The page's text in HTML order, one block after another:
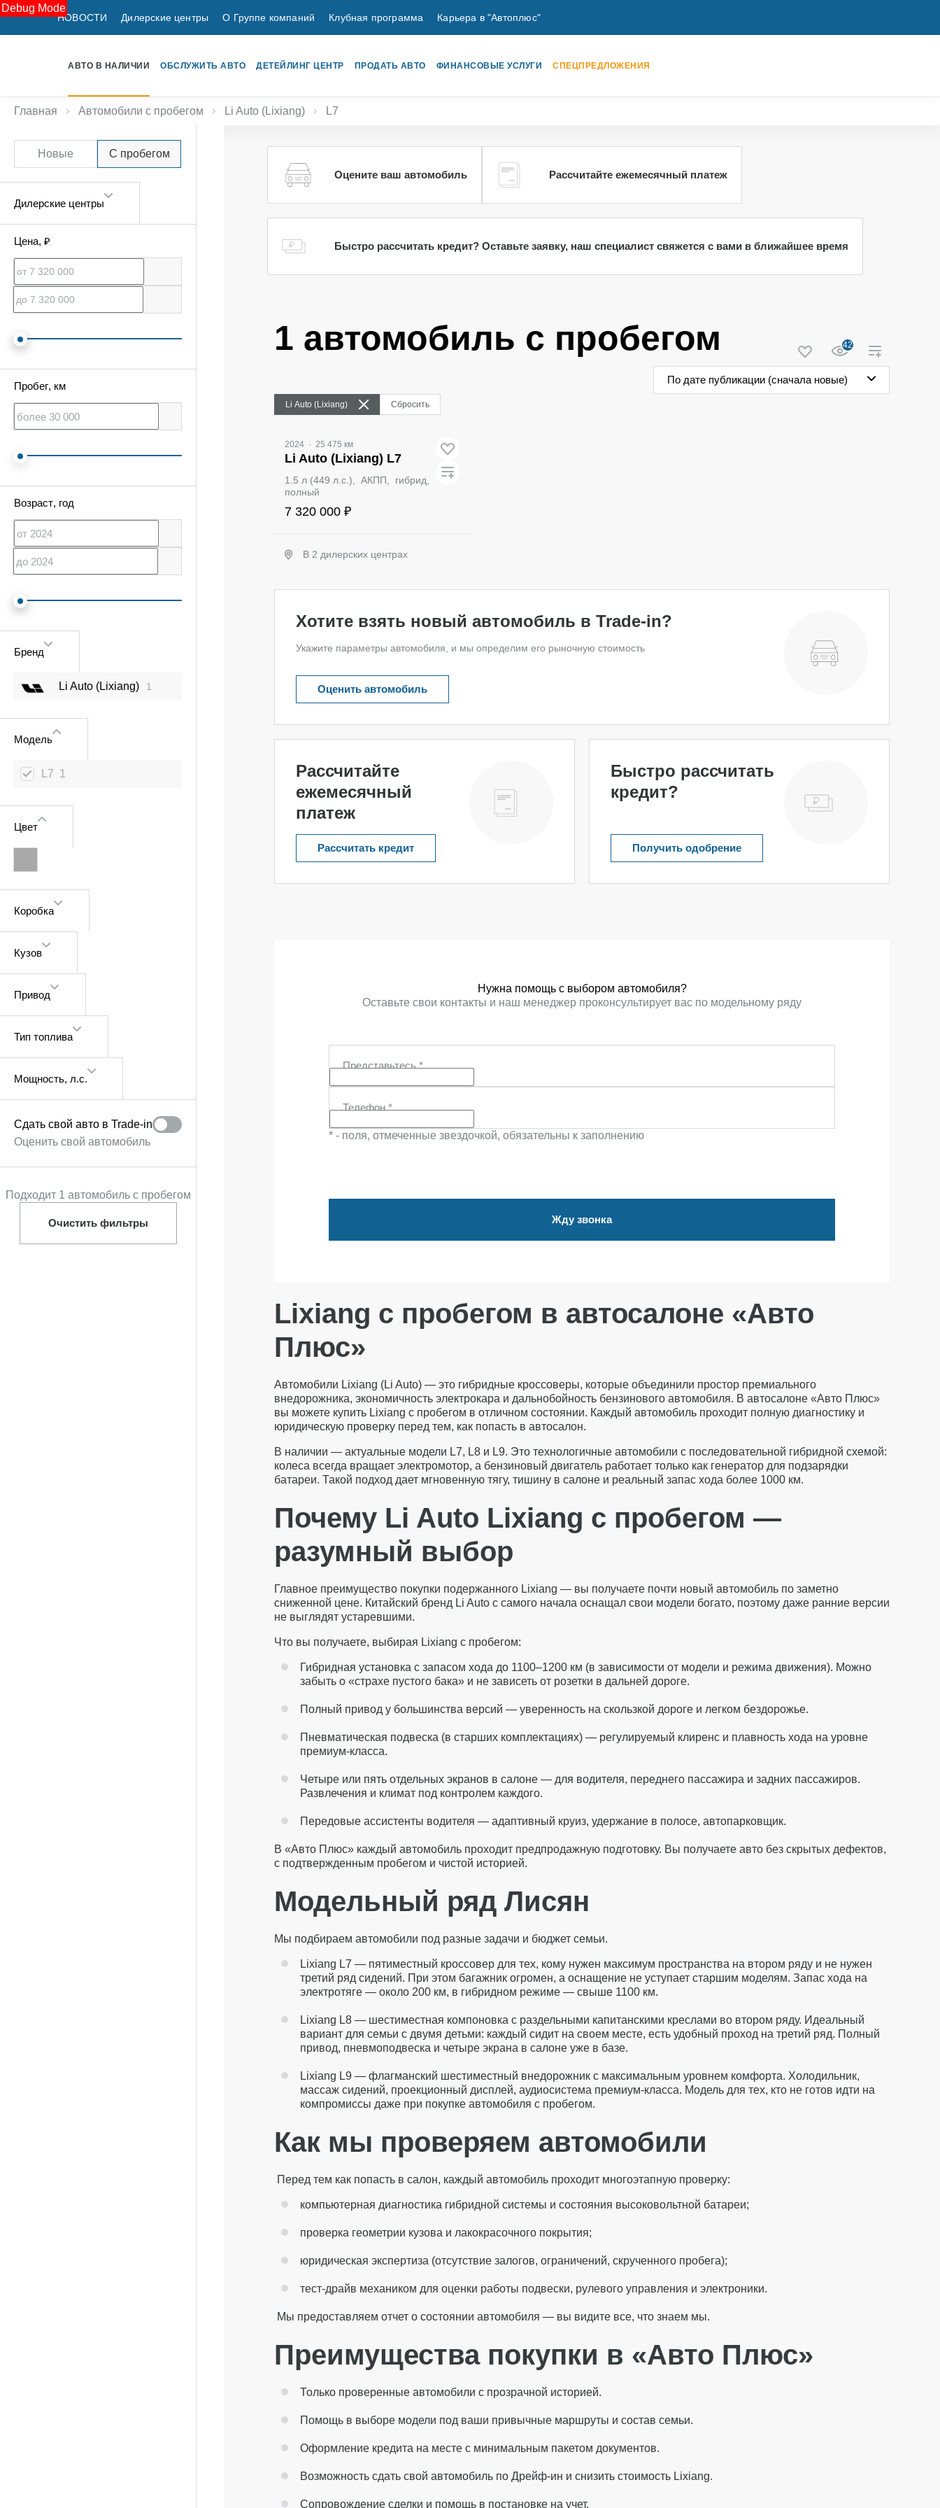
Debug Mode
НОВОСТИ Дилерские центры О Группе компаний Клубная программа Карьера в "Автоплюс"
АВТО В НАЛИЧИИ ОБСЛУЖИТЬ АВТО ДЕТЕЙЛИНГ ЦЕНТР ПРОДАТЬ АВТО ФИНАНСОВЫЕ УСЛУГИ СПЕЦПРЕДЛОЖЕНИЯ
Главная Автомобили с пробегом Li Auto (Lixiang) L7
Новые С пробегом
Дилерские центры
Цена, ₽
Пробег, км
Возраст, год
Бренд
Li Auto (Lixiang) 1
Модель
L7 1
Цвет
Коробка
Кузов
Привод
Тип топлива
Мощность, л.с.
Сдать свой авто в Trade‑in
Оценить свой автомобиль
Подходит 1 автомобиль с пробегом
Очистить фильтры
Оцените ваш автомобиль Рассчитайте ежемесячный платеж
Быстро рассчитать кредит? Оставьте заявку, наш специалист свяжется с вами в ближайшее время
1 автомобиль с пробегом 42
Li Auto (Lixiang) Сбросить
По дате публикации (сначала новые)
2024 · 25 475 км
Li Auto (Lixiang) L7
1.5 л (449 л.с.), АКПП, гибрид,
полный
7 320 000 ₽
В 2 дилерских центрах
Хотите взять новый автомобиль в Trade-in?
Укажите параметры автомобиля, и мы определим его рыночную стоимость
Оценить автомобиль
Рассчитайте
ежемесячный
платеж
Рассчитать кредит
Быстро рассчитать
кредит?
Получить одобрение
Нужна помощь с выбором автомобиля?
Оставьте свои контакты и наш менеджер проконсультирует вас по модельному ряду
Представьтесь*
Телефон*
* - поля, отмеченные звездочкой, обязательны к заполнению
Жду звонка
Lixiang с пробегом в автосалоне «Авто
Плюс»
Автомобили Lixiang (Li Auto) — это гибридные кроссоверы, которые объединили простор премиального
внедорожника, экономичность электрокара и дальнобойность бензинового автомобиля. В автосалоне «Авто Плюс»
вы можете купить Lixiang с пробегом в отличном состоянии. Каждый автомобиль проходит полную диагностику и
юридическую проверку перед тем, как попасть в автосалон.
В наличии — актуальные модели L7, L8 и L9. Это технологичные автомобили с последовательной гибридной схемой:
колеса всегда вращает электромотор, а бензиновый двигатель работает только как генератор для подзарядки
батареи. Такой подход дает мгновенную тягу, тишину в салоне и реальный запас хода более 1000 км.
Почему Li Auto Lixiang с пробегом —
разумный выбор
Главное преимущество покупки подержанного Lixiang — вы получаете почти новый автомобиль по заметно
сниженной цене. Китайский бренд Li Auto с самого начала оснащал свои модели богато, поэтому даже ранние версии
не выглядят устаревшими.
Что вы получаете, выбирая Lixiang с пробегом:
Гибридная установка с запасом хода до 1100–1200 км (в зависимости от модели и режима движения). Можно
забыть о «страхе пустого бака» и не зависеть от розетки в дальней дороге.
Полный привод у большинства версий — уверенность на скользкой дороге и легком бездорожье.
Пневматическая подвеска (в старших комплектациях) — регулируемый клиренс и плавность хода на уровне
премиум-класса.
Четыре или пять отдельных экранов в салоне — для водителя, переднего пассажира и задних пассажиров.
Развлечения и климат под контролем каждого.
Передовые ассистенты водителя — адаптивный круиз, удержание в полосе, автопарковщик.
В «Авто Плюс» каждый автомобиль проходит предпродажную подготовку. Вы получаете авто без скрытых дефектов,
с подтвержденным пробегом и чистой историей.
Модельный ряд Лисян
Мы подбираем автомобили под разные задачи и бюджет семьи.
Lixiang L7 — пятиместный кроссовер для тех, кому нужен максимум пространства на втором ряду и не нужен
третий ряд сидений. При этом багажник огромен, а оснащение не уступает старшим моделям. Запас хода на
электротяге — около 200 км, в гибридном режиме — свыше 1100 км.
Lixiang L8 — шестиместная компоновка с раздельными капитанскими креслами во втором ряду. Идеальный
вариант для семьи с двумя детьми: каждый сидит на своем месте, есть удобный проход на третий ряд. Полный
привод, пневмоподвеска и четыре экрана в салоне уже в базе.
Lixiang L9 — флагманский шестиместный внедорожник с максимальным уровнем комфорта. Холодильник,
массаж сидений, проекционный дисплей, аудиосистема премиум-класса. Модель для тех, кто не готов идти на
компромиссы даже при покупке автомобиля с пробегом.
Как мы проверяем автомобили
Перед тем как попасть в салон, каждый автомобиль проходит многоэтапную проверку:
компьютерная диагностика гибридной системы и состояния высоковольтной батареи;
проверка геометрии кузова и лакокрасочного покрытия;
юридическая экспертиза (отсутствие залогов, ограничений, скрученного пробега);
тест-драйв механиком для оценки работы подвески, рулевого управления и электроники.
Мы предоставляем отчет о состоянии автомобиля — вы видите все, что знаем мы.
Преимущества покупки в «Авто Плюс»
Только проверенные автомобили с прозрачной историей.
Помощь в выборе модели под ваши привычные маршруты и состав семьи.
Оформление кредита на месте с минимальным пакетом документов.
Возможность сдать свой автомобиль по Дрейф-ин и снизить стоимость Lixiang.
Сопровождение сделки и помощь в постановке на учет.